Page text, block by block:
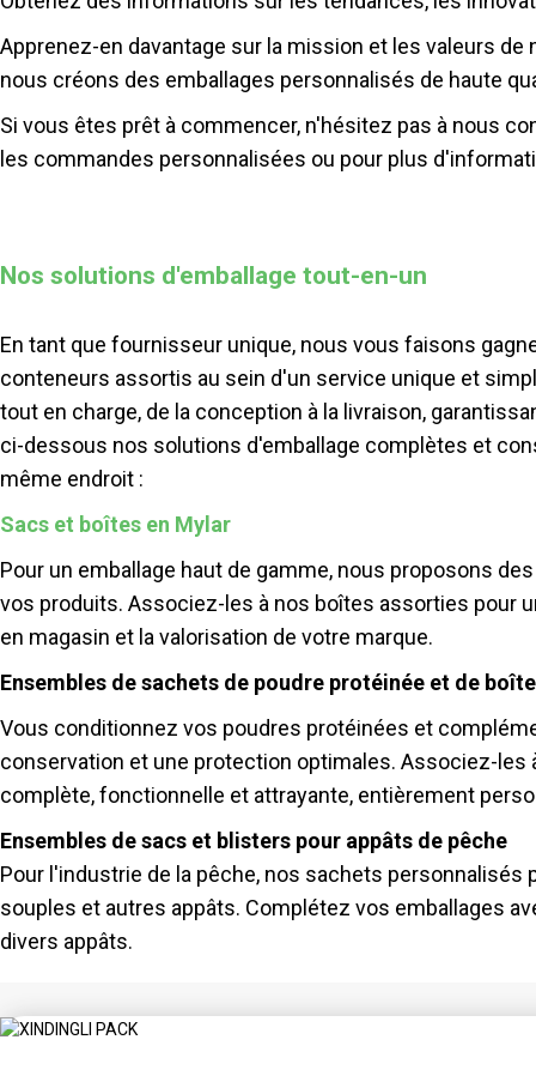
Apprenez-en davantage sur la mission et les valeurs
nous créons des emballages personnalisés de haute
Si vous êtes prêt à commencer, n'hésitez pas à nous
les commandes personnalisées ou pour plus
Nos solutions d'emballage tout-en-un
En tant que fournisseur unique, nous vous faisons
conteneurs assortis au sein d'un service unique et
tout en charge, de la conception à la livraison,
ci-dessous nos solutions d'emballage complètes et
même endroit :
Sacs et boîtes en Mylar
Pour un emballage haut de gamme, nous proposons
vos produits. Associez-les à nos boîtes assorties pour
en magasin et la valorisation de votre marque.
Ensembles de sachets de poudre protéinée et de
Vous conditionnez vos poudres protéinées et
conservation et une protection optimales. Associez-
complète, fonctionnelle et attrayante, entièrement
Ensembles de sacs et blisters pour appâts de pêche
Pour l'industrie de la pêche, nos sachets
souples et autres appâts. Complétez vos emballages
divers appâts.